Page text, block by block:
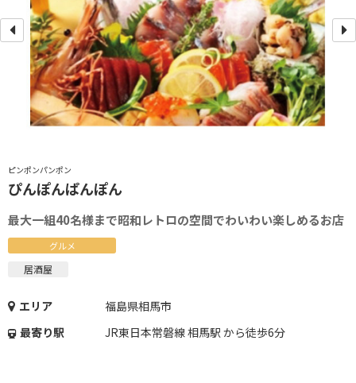
ピンポンパンポン
ぴんぽんぱんぽん
最大一組40名様まで昭和レトロの空間でわいわい楽しめるお店
グルメ
居酒屋
エリア
福島県相馬市
最寄り駅
JR東日本常磐線 相馬駅 から徒歩6分